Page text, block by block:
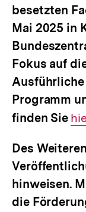
besetzten
Mai 2025 in
Fokus auf
Programm
finden Sie
Des
hinweisen.
die